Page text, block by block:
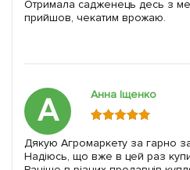
Отримала садженець десь з
прийшов, чекатим врожаю.
А Анна Іщенко
Дякую Агромаркету за гарно
Надіюсь, що вже в цей раз